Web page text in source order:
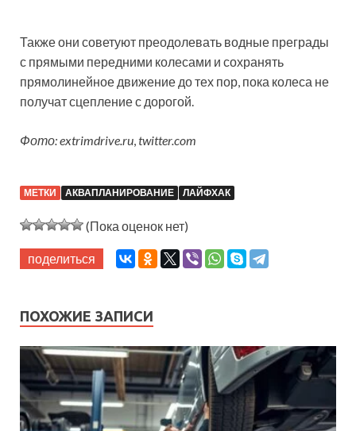
Также они советуют преодолевать водные преграды
с прямыми передними колесами и сохранять
прямолинейное движение до тех пор, пока колеса не
получат сцепление с дорогой.
Фото: extrimdrive.ru,twitter.com
МЕТКИ АКВАПЛАНИРОВАНИЕ ЛАЙФХАК
(Пока оценок нет)
поделиться
ПОХОЖИЕ ЗАПИСИ